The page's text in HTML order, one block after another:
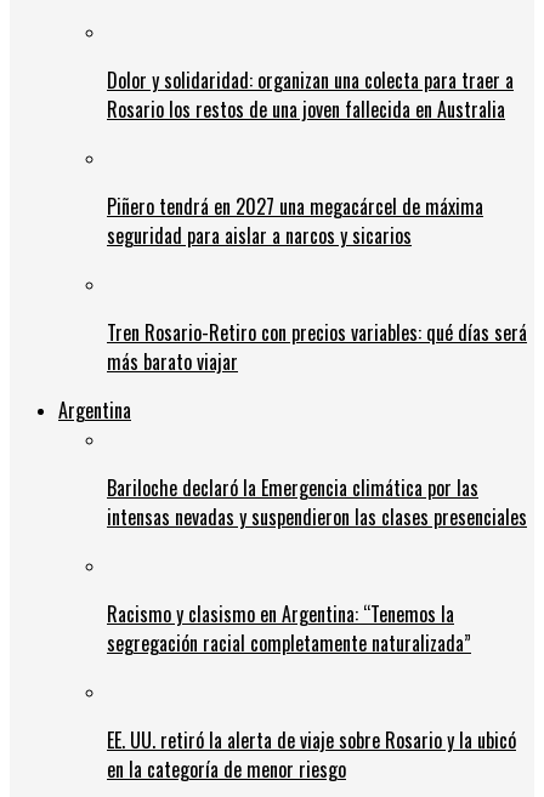
Dolor y solidaridad: organizan una colecta para traer a
Rosario los restos de una joven fallecida en Australia
Piñero tendrá en 2027 una megacárcel de máxima
seguridad para aislar a narcos y sicarios
Tren Rosario-Retiro con precios variables: qué días será
más barato viajar
Argentina
Bariloche declaró la Emergencia climática por las
intensas nevadas y suspendieron las clases presenciales
Racismo y clasismo en Argentina: “Tenemos la
segregación racial completamente naturalizada”
EE. UU. retiró la alerta de viaje sobre Rosario y la ubicó
en la categoría de menor riesgo